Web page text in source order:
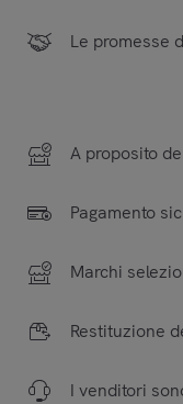
Le promesse
A proposito
Pagamento
Marchi
Restituzione
I venditori